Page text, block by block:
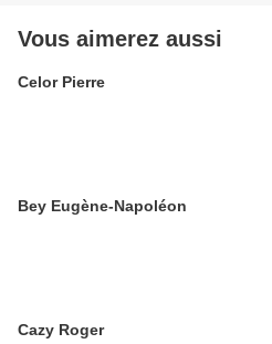
Vous aimerez aussi
Celor Pierre
Bey Eugène-Napoléon
Cazy Roger